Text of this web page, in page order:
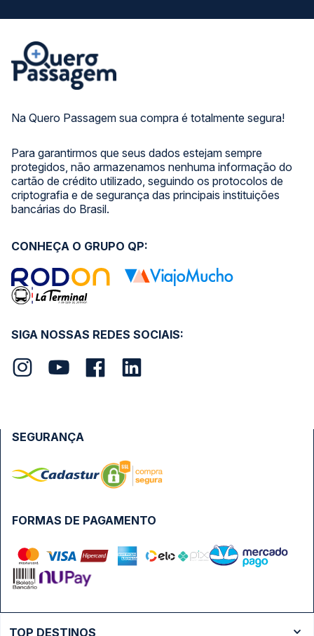
Na Quero Passagem sua compra é totalmente segura!
Para garantirmos que seus dados estejam sempre
protegidos, não armazenamos nenhuma informação do
cartão de crédito utilizado, seguindo os protocolos de
criptografia e de segurança das principais instituições
bancárias do Brasil.
SIGA NOSSAS REDES SOCIAIS:
CONHEÇA O GRUPO QP:
FORMAS DE PAGAMENTO
SEGURANÇA
TOP DESTINOS